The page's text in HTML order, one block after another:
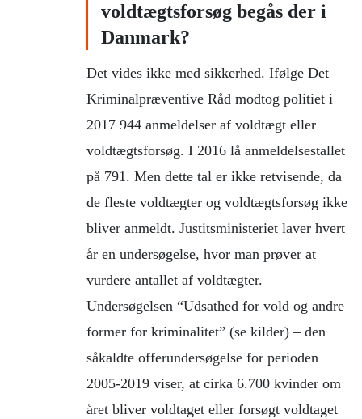
voldtægtsforsøg begås der i
Danmark?
Det vides ikke med sikkerhed. Ifølge Det
Kriminalpræventive Råd modtog politiet i
2017 944 anmeldelser af voldtægt eller
voldtægtsforsøg. I 2016 lå anmeldelsestallet
på 791. Men dette tal er ikke retvisende, da
de fleste voldtægter og voldtægtsforsøg ikke
bliver anmeldt. Justitsministeriet laver hvert
år en undersøgelse, hvor man prøver at
vurdere antallet af voldtægter.
Undersøgelsen “Udsathed for vold og andre
former for kriminalitet” (se kilder) – den
såkaldte offerundersøgelse for perioden
2005-2019 viser, at cirka 6.700 kvinder om
året bliver voldtaget eller forsøgt voldtaget